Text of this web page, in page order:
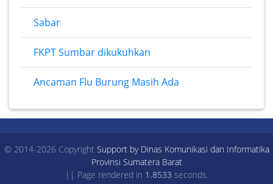
Sabar
FKPT Sumbar dikukuhkan
Ancaman Flu Burung Masih Ada
© 2014-2026 Copyright Support by Dinas Komunikasi dan Informatika
Provinsi Sumatera Barat
|| Page rendered in 1.8533 seconds.